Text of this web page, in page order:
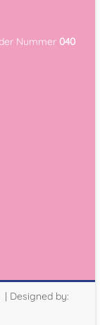
Nummer 040
| Designed by: